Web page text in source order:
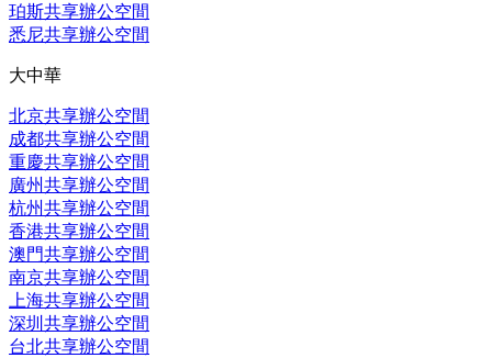
珀斯共享辦公空間
悉尼共享辦公空間
大中華
北京共享辦公空間
成都共享辦公空間
重慶共享辦公空間
廣州共享辦公空間
杭州共享辦公空間
香港共享辦公空間
澳門共享辦公空間
南京共享辦公空間
上海共享辦公空間
深圳共享辦公空間
台北共享辦公空間